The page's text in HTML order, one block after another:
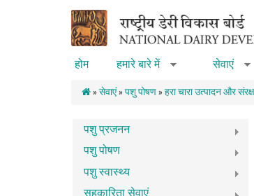
होम हमारे बारे में सेवाएं
» सेवाएं» पशु पोषण» हरा चारा उत्पादन और
पशु प्रजनन
पशु पोषण
पशु स्वास्थ्य
सहकारिता सेवाएं